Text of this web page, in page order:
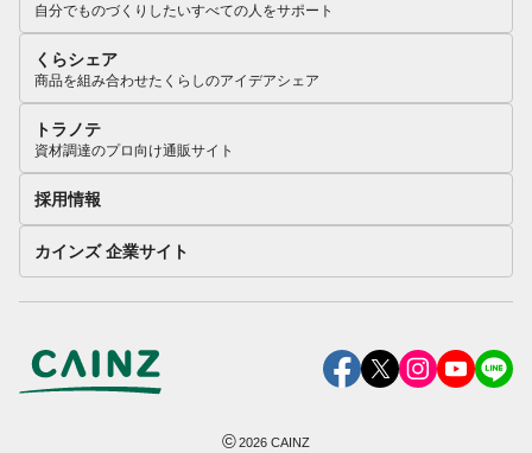
自分でものづくりしたいすべての人をサポート
くらシェア
商品を組み合わせたくらしのアイデアシェア
トラノテ
資材調達のプロ向け通販サイト
採用情報
カインズ 企業サイト
©2026 CAINZ